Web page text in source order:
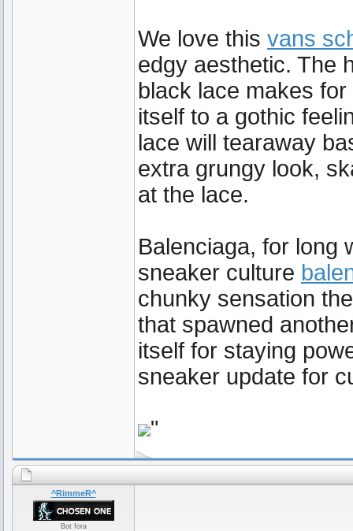
We love this vans
edgy aesthetic. The
black lace makes
itself to a gothic
lace will tearaway
extra grungy look,
at the lace.
Balenciaga, for long
sneaker culture
chunky sensation
that spawned
itself for staying
sneaker update for
"
^RimmeR^
Bot fora